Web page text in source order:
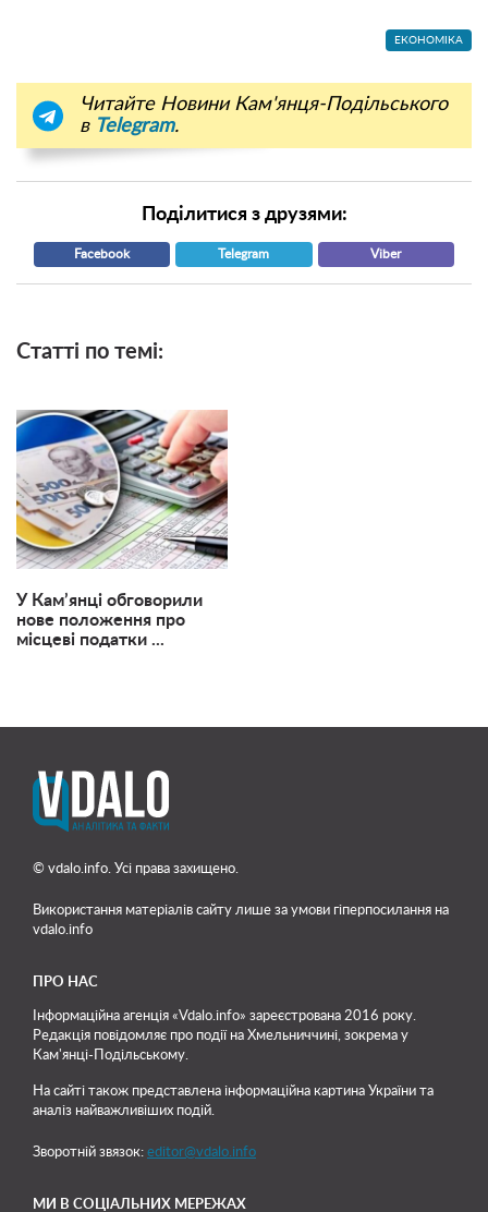
ЕКОНОМІКА
Читайте Новини Кам'янця-Подільського
в Telegram.
Поділитися з друзями:
Facebook Telegram Viber
Статті по темі:
У Кам’янці обговорили
нове положення про
місцеві податки ...
© vdalo.info. Усі права захищено.
Використання матеріалів сайту лише за умови гіперпосилання на
vdalo.info
ПРО НАС
Інформаційна агенція «Vdalo.info» зареєстрована 2016 року.
Редакція повідомляє про події на Хмельниччині, зокрема у
Кам'янці-Подільському.
На сайті також представлена інформаційна картина України та
аналіз найважливіших подій.
Зворотній звязок: editor@vdalo.info
МИ В СОЦІАЛЬНИХ МЕРЕЖАХ